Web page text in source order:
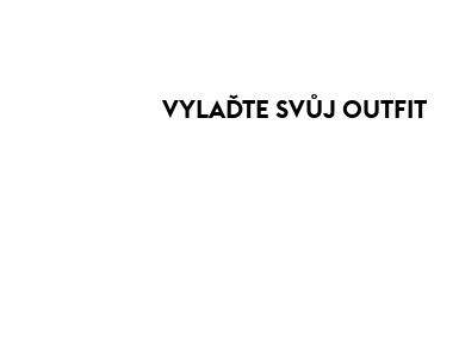
VYLAĎTE SVŮJ OUTFIT